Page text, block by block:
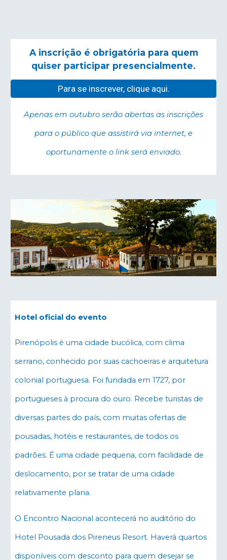
A inscrição é obrigatória para quem
quiser participar presencialmente.
Para se inscrever, clique aqui.
Apenas em outubro serão abertas as inscrições
para o público que assistirá via internet, e
oportunamente o link será enviado.
Hotel oficial do evento
Pirenópolis é uma cidade bucólica, com clima
serrano, conhecido por suas cachoeiras e arquitetura
colonial portuguesa. Foi fundada em 1727, por
portugueses à procura do ouro. Recebe turistas de
diversas partes do país, com muitas ofertas de
pousadas, hotéis e restaurantes, de todos os
padrões. É uma cidade pequena, com facilidade de
deslocamento, por se tratar de uma cidade
relativamente plana.
O Encontro Nacional acontecerá no auditório do
Hotel Pousada dos Pireneus Resort. Haverá quartos
disponíveis com desconto para quem desejar se